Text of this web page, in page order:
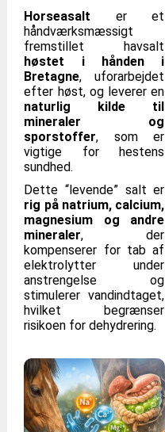
Horseasalt er et
håndværksmæssigt
fremstillet havsalt
høstet i hånden i
Bretagne, uforarbejdet
efter høst, og leverer en
naturlig kilde til
mineraler og
sporstoffer, som er
vigtige for hestens
sundhed.
Dette “levende” salt er
rig på natrium, calcium,
magnesium og andre
mineraler, der
kompenserer for tab af
elektrolytter under
anstrengelse og
stimulerer vandindtaget,
hvilket begrænser
risikoen for dehydrering.